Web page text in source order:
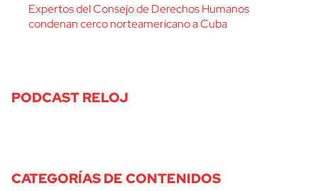
Expertos del Consejo de Derechos Humanos
condenan cerco norteamericano a Cuba
PODCAST RELOJ
CATEGORÍAS DE CONTENIDOS